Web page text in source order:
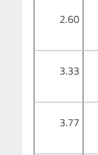
2.60
3.33
3.77